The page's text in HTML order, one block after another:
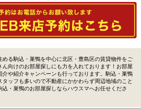
める駒込・巣鴨を中心に北区・豊島区の賃貸物件をご
向けのお部屋探しにも力を入れております！お部屋
介や紹介キャンペーンも行っております。駒込・巣鴨
ッフも多いので不動産にかかわらず周辺地域のこと
・巣鴨のお部屋探しならハウスマへお任せくださ